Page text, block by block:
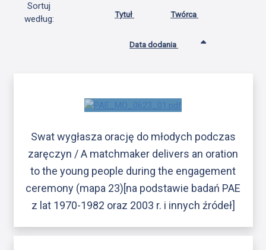
Sortuj
według:
Tytuł Twórca
Data dodania
Swat wygłasza orację do młodych podczas
zaręczyn / A matchmaker delivers an oration
to the young people during the engagement
ceremony (mapa 23)[na podstawie badań PAE
z lat 1970-1982 oraz 2003 r. i innych źródeł]